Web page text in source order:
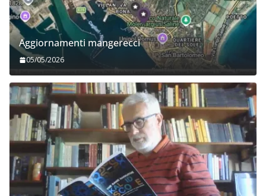
Aggiornamenti mangerecci
05/05/2026